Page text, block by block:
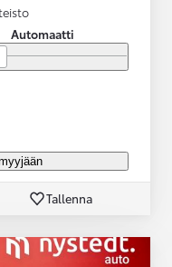
Automaatti
Tallenna